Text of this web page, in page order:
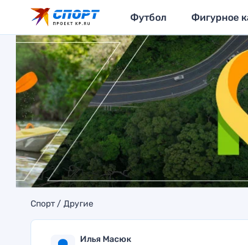
Футбол Фигурное
Спорт Другие
Илья Масюк